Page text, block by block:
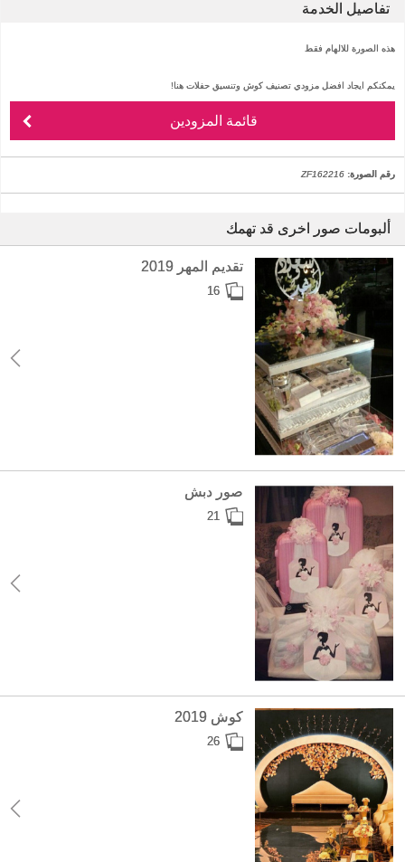
تفاصيل الخدمة
هذه الصورة للالهام فقط
يمكنكم ايجاد افضل مزودي تصنيف كوش وتنسيق حفلات هنا!
قائمة المزودين
رقم الصورة: ZF162216
ألبومات صور اخرى قد تهمك
تقديم المهر 2019
16
صور دبش
21
كوش 2019
26